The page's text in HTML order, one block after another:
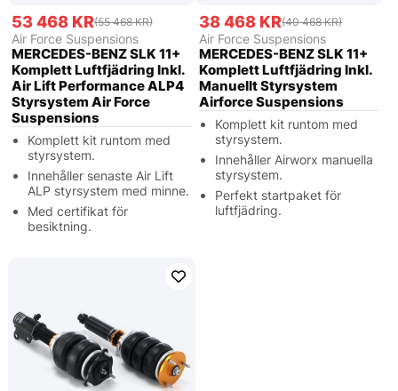
53 468 KR(55 468 KR)
Air Force Suspensions
MERCEDES-BENZ SLK 11+
Komplett Luftfjädring Inkl.
Air Lift Performance ALP4
Styrsystem Air Force
Suspensions
Komplett kit runtom med
styrsystem.
Innehåller senaste Air Lift
ALP styrsystem med minne.
Med certifikat för
besiktning.
38 468 KR(40 468 KR)
Air Force Suspensions
MERCEDES-BENZ SLK 11+
Komplett Luftfjädring Inkl.
Manuellt Styrsystem
Airforce Suspensions
Komplett kit runtom med
styrsystem.
Innehåller Airworx manuella
styrsystem.
Perfekt startpaket för
luftfjädring.